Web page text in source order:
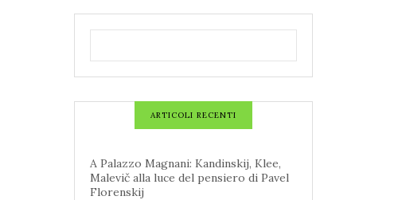
ARTICOLI RECENTI
A Palazzo Magnani: Kandinskij, Klee,
Malevič alla luce del pensiero di Pavel
Florenskij